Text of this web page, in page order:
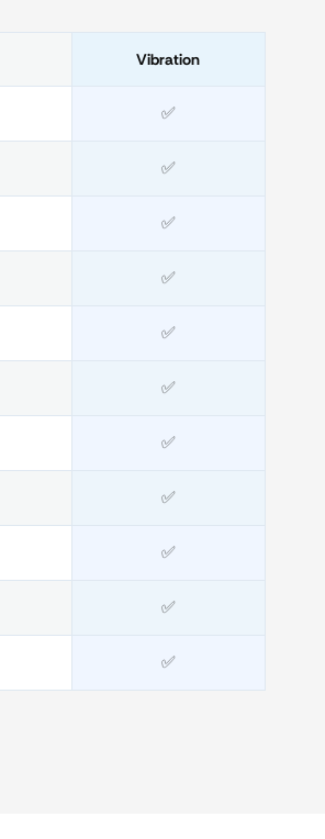
Vibration
✅
✅
✅
✅
✅
✅
✅
✅
✅
✅
✅